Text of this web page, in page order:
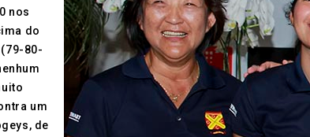
nos
do
80-
um
de